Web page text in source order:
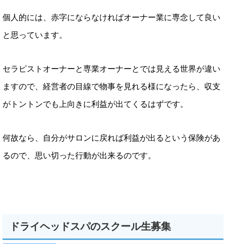
個人的には、赤字にならなければオーナー業に専念して良い
と思っています。
セラピストオーナーと専業オーナーとでは見える世界が違い
ますので、経営者の目線で物事を見れる様になったら、収支
がトントンでも上向きに利益が出てくるはずです。
何故なら、自分がサロンに戻れば利益が出るという保険があ
るので、思い切った行動が出来るのです。
ドライヘッドスパのスクール生募集